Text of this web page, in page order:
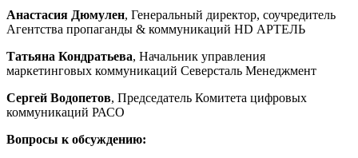
Анастасия Дюмулен, Генеральный директор, соучредитель
Агентства пропаганды & коммуникаций HD АРТЕЛЬ
Татьяна Кондратьева, Начальник управления
маркетинговых коммуникаций Северсталь Менеджмент
Сергей Водопетов, Председатель Комитета цифровых
коммуникаций РАСО
Вопросы к обсуждению: